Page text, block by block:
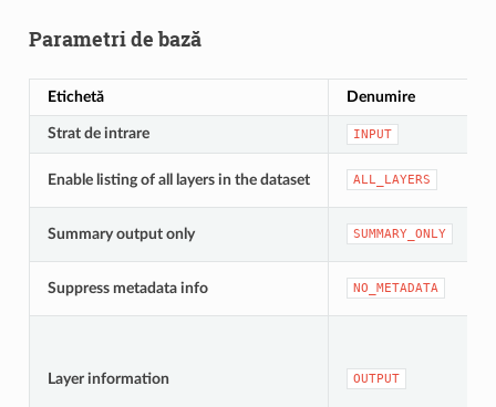
Parametri de bază
Etichetă Denumire
Strat de intrare INPUT
Enable listing of all layers in the dataset ALL_LAYERS
Summary output only SUMMARY_ONLY
Suppress metadata info NO_METADATA
Layer information OUTPUT